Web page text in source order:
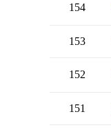
154
153
152
151